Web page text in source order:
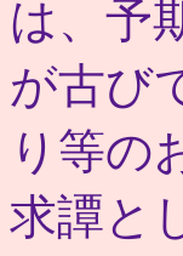
は、予
が古び
り等の
求譚と